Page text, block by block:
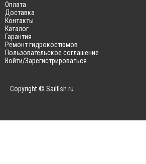
Оплата
Доставка
Контакты
Каталог
Гарантия
Ремонт гидрокостюмов
Пользовательское соглашение
Войти/Зарегистрироваться
Copyright © Sailfish.ru.